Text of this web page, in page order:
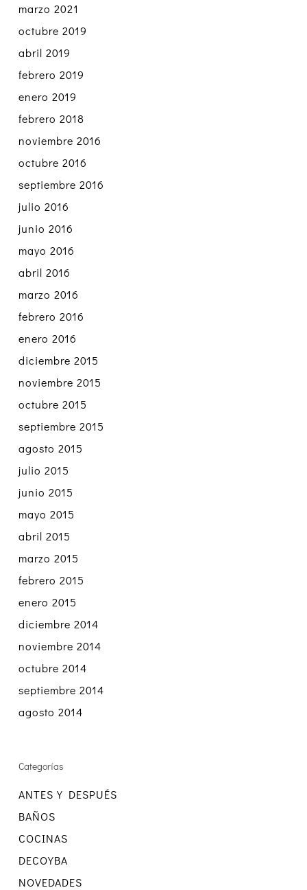
marzo 2021
octubre 2019
abril 2019
febrero 2019
enero 2019
febrero 2018
noviembre 2016
octubre 2016
septiembre 2016
julio 2016
junio 2016
mayo 2016
abril 2016
marzo 2016
febrero 2016
enero 2016
diciembre 2015
noviembre 2015
octubre 2015
septiembre 2015
agosto 2015
julio 2015
junio 2015
mayo 2015
abril 2015
marzo 2015
febrero 2015
enero 2015
diciembre 2014
noviembre 2014
octubre 2014
septiembre 2014
agosto 2014
Categorías
ANTES Y DESPUÉS
BAÑOS
COCINAS
DECOYBA
NOVEDADES